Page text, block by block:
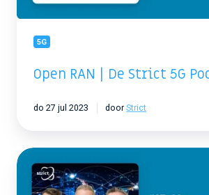
5G
Open RAN | De Strict 5G
do 27 jul 2023 doorStrict
Metaverse